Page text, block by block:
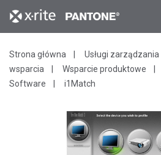
Strona główna
Usługi
wsparcia
Wsparcie produktowe
Software
i1Match